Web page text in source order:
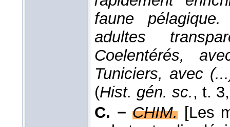
faune
adultes
Coelentérés,
Tuniciers, avec
(Hist. gén. sc., t.
C. − CHIM. [Les